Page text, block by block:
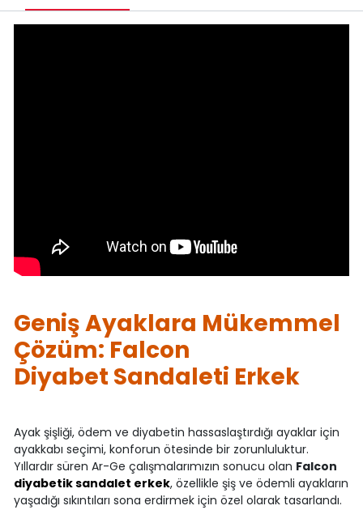
Geniş Ayaklara Mükemmel
Çözüm: Falcon
Diyabet Sandaleti Erkek
Ayak şişliği, ödem ve diyabetin hassaslaştırdığı ayaklar için
ayakkabı seçimi, konforun ötesinde bir zorunluluktur.
Yıllardır süren Ar-Ge çalışmalarımızın sonucu olan Falcon
diyabetik sandalet erkek, özellikle şiş ve ödemli ayakların
yaşadığı sıkıntıları sona erdirmek için özel olarak tasarlandı.